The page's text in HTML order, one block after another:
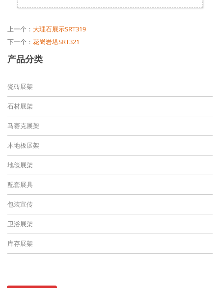
上一个： 大理石展示SRT319
下一个： 花岗岩塔SRT321
产品分类
瓷砖展架
石材展架
马赛克展架
木地板展架
地毯展架
配套展具
包装宣传
卫浴展架
库存展架